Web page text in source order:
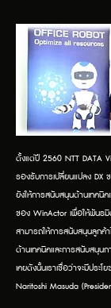
ตั้งแต่ปี 2560 NTT DATA
รองรับการเปลี่ยนแปลง DX
ยังให้การสนับสนุนด้านเทคนิ
ของ WinActor เพื่อให้พันธ
สามารถให้การสนับสนุนลูก
ด้านเทคนิคและการสนับสนุน
เคยดังนั้นเราเชื่อว่าจะมีประ
Naritoshi Masuda